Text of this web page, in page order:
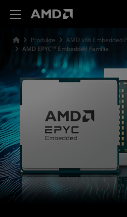
Produkte
AMD x86 Embedded
AMD EPYC™ Embedded Familie